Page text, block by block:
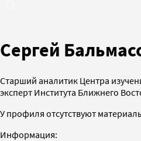
Сергей
Старший аналитик Центра
эксперт Института Ближнего
У профиля отсутствуют
Информация: